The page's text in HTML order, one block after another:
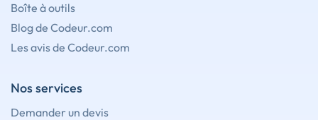
Boîte à outils
Blog de Codeur.com
Les avis de Codeur.com
Nos services
Demander un devis